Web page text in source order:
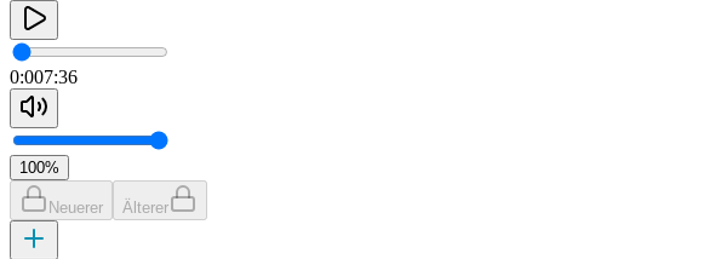
0:007:36
100%
Neuerer Älterer